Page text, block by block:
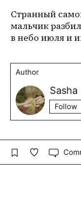
Странный
мальчик
в небо июля и
Author
Follow